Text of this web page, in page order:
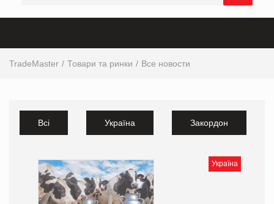
TradeMaster Товари та ринки Все новости
Всі Україна Закордон
Україна